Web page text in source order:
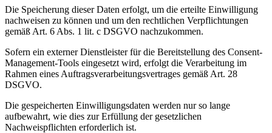
Die Speicherung dieser Daten erfolgt, um die erteilte Einwilligung
nachweisen zu können und um den rechtlichen Verpflichtungen
gemäß Art. 6 Abs. 1 lit. c DSGVO nachzukommen.
Sofern ein externer Dienstleister für die Bereitstellung des Consent-
Management-Tools eingesetzt wird, erfolgt die Verarbeitung im
Rahmen eines Auftragsverarbeitungsvertrages gemäß Art. 28
DSGVO.
Die gespeicherten Einwilligungsdaten werden nur so lange
aufbewahrt, wie dies zur Erfüllung der gesetzlichen
Nachweispflichten erforderlich ist.